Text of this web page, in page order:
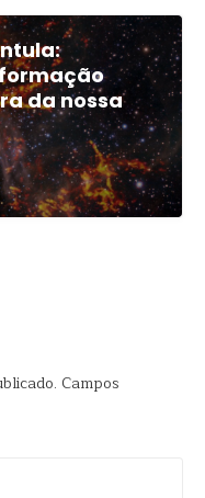
da nossa
Campos